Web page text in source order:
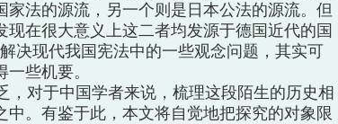
家法的源流，另一个则是日本公法的源流。但
在很大意义上这二者均发源于德国近代的国
决现代我国宪法中的一些观念问题，其实可
些机要。
对于中国学者来说，梳理这段陌生的历史相
中。有鉴于此，本文将自觉地把探究的对象限